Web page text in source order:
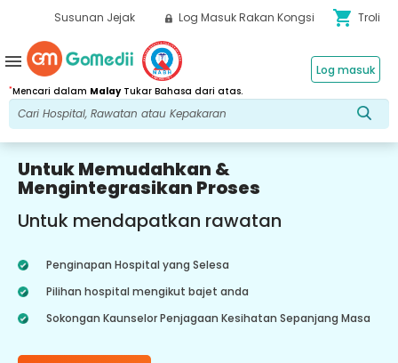
Susunan Jejak Log Masuk Rakan Kongsi shopping_cart Troli
*Mencari dalam MalayTukar Bahasa dari atas.
Log masuk
menu
Untuk Memudahkan &
Mengintegrasikan Proses
Untuk mendapatkan rawatan
Penginapan Hospital yang Selesa
Pilihan hospital mengikut bajet anda
Sokongan Kaunselor Penjagaan Kesihatan Sepanjang Masa